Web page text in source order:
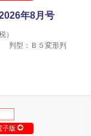
年8月号
）
判型：Ｂ５変形判
子版